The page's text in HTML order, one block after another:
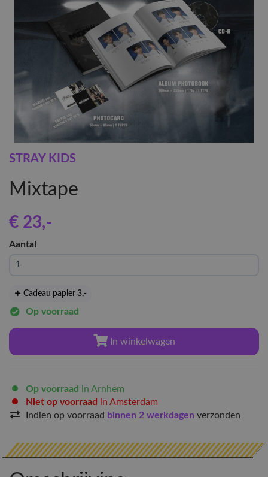
STRAY KIDS
Mixtape
€ 23,-
Aantal
Cadeau papier 3,-
Op voorraad
In winkelwagen
Op voorraad in Arnhem
Niet op voorraad in Amsterdam
Indien op voorraad binnen 2 werkdagen verzonden